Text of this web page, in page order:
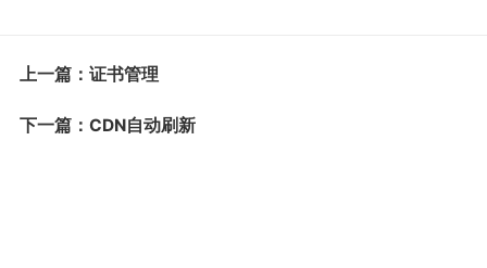
上一篇：证书管理
下一篇：CDN自动刷新